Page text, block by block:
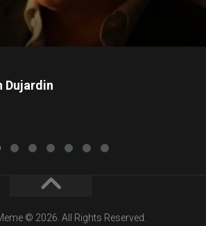
Dujardin
© 2026. All Rights Reserved.